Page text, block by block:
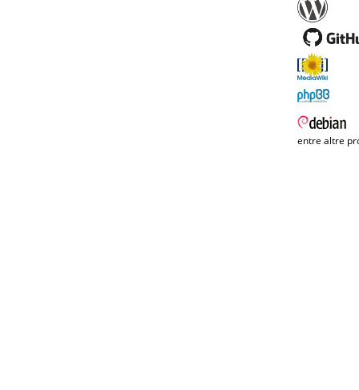
entre altre